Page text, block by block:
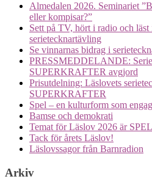
Almedalen 2026. Seminariet
eller kompisar?”
Sett på TV, hört i radio och
serietecknartävling
Se vinnarnas bidrag i
PRESSMEDDELANDE:
SUPERKRAFTER avgjord
Prisutdelning: Läslovets
SUPERKRAFTER
Spel – en kulturform som
Bamse och demokrati
Temat för Läslov 2026 är SPEL
Tack för årets Läslov!
Läslovssagor från Barnradion
Arkiv